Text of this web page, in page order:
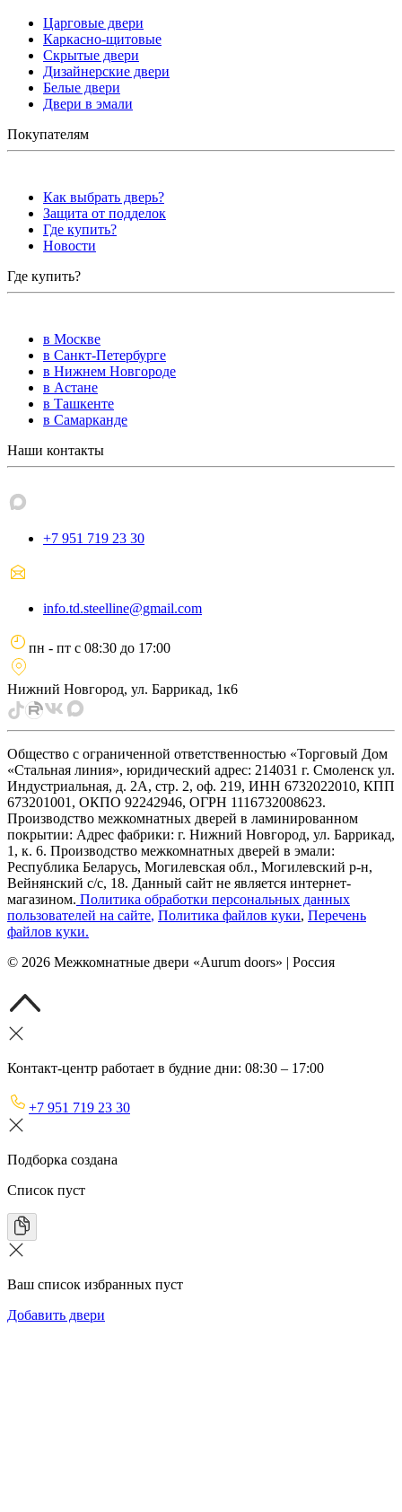
Царговые двери
Каркасно-щитовые
Скрытые двери
Дизайнерские двери
Белые двери
Двери в эмали
Покупателям
Как выбрать дверь?
Защита от подделок
Где купить?
Новости
Где купить?
в Москве
в Санкт-Петербурге
в Нижнем Новгороде
в Астане
в Ташкенте
в Самарканде
Наши контакты
+7 951 719 23 30
info.td.steelline@gmail.com
пн - пт с 08:30 до 17:00
Нижний Новгород, ул. Баррикад, 1к6
Общество с ограниченной ответственностью «Торговый Дом
«Стальная линия», юридический адрес: 214031 г. Смоленск ул.
Индустриальная, д. 2А, стр. 2, оф. 219, ИНН 6732022010, КПП
673201001, ОКПО 92242946, ОГРН 1116732008623.
Производство межкомнатных дверей в ламинированном
покрытии: Адрес фабрики: г. Нижний Новгород, ул. Баррикад,
1, к. 6. Производство межкомнатных дверей в эмали:
Республика Беларусь, Могилевская обл., Могилевский р-н,
Вейнянский с/с, 18. Данный сайт не является интернет-
магазином. Политика обработки персональных данных
пользователей на сайте, Политика файлов куки, Перечень
файлов куки.
© 2026 Межкомнатные двери «Aurum doors» | Россия
Контакт-центр работает в будние дни: 08:30 – 17:00
+7 951 719 23 30
Подборка создана
Список пуст
Ваш список избранных пуст
Добавить двери